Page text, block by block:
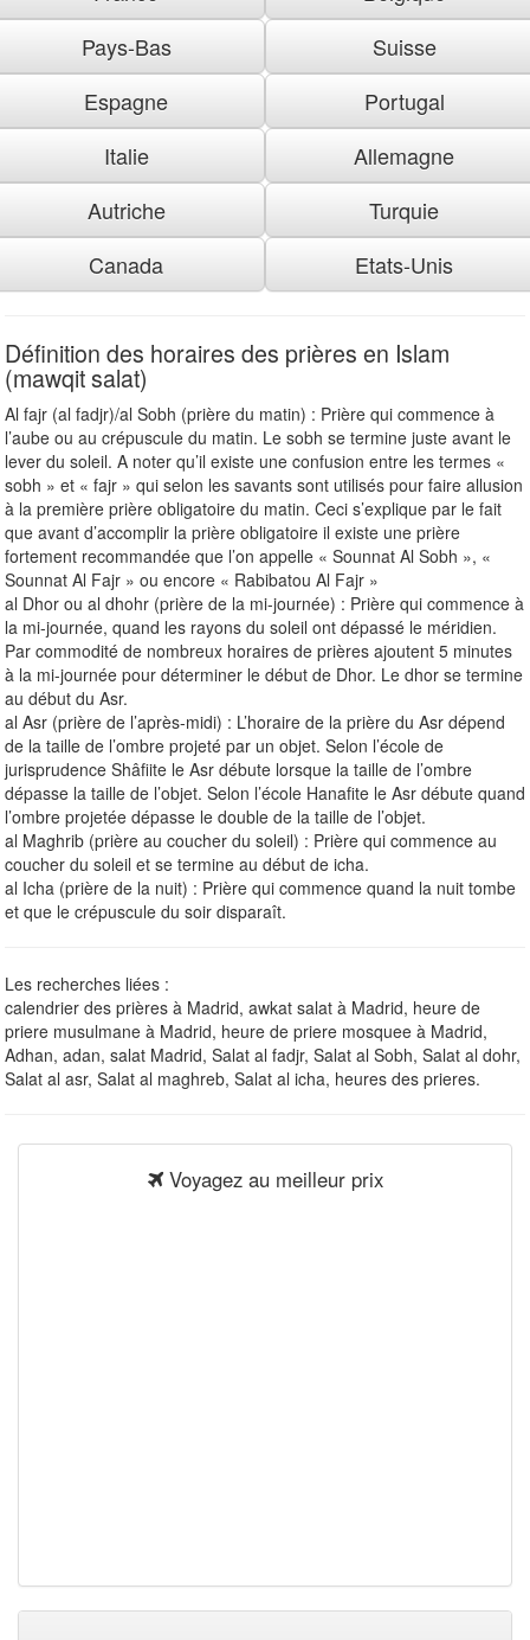
Pays-Bas
Suisse
Espagne
Portugal
Italie
Allemagne
Autriche
Turquie
Canada
Etats-Unis
Définition des horaires des prières en Islam
(mawqit salat)
Al fajr (al fadjr)/al Sobh (prière du matin) : Prière qui commence à
l’aube ou au crépuscule du matin. Le sobh se termine juste avant le
lever du soleil. A noter qu’il existe une confusion entre les termes «
sobh » et « fajr » qui selon les savants sont utilisés pour faire allusion
à la première prière obligatoire du matin. Ceci s’explique par le fait
que avant d’accomplir la prière obligatoire il existe une prière
fortement recommandée que l’on appelle « Sounnat Al Sobh », «
Sounnat Al Fajr » ou encore « Rabibatou Al Fajr »
al Dhor ou al dhohr (prière de la mi-journée) : Prière qui commence à
la mi-journée, quand les rayons du soleil ont dépassé le méridien.
Par commodité de nombreux horaires de prières ajoutent 5 minutes
à la mi-journée pour déterminer le début de Dhor. Le dhor se termine
au début du Asr.
al Asr (prière de l’après-midi) : L’horaire de la prière du Asr dépend
de la taille de l’ombre projeté par un objet. Selon l’école de
jurisprudence Shâfiite le Asr débute lorsque la taille de l’ombre
dépasse la taille de l’objet. Selon l’école Hanafite le Asr débute quand
l’ombre projetée dépasse le double de la taille de l’objet.
al Maghrib (prière au coucher du soleil) : Prière qui commence au
coucher du soleil et se termine au début de icha.
al Icha (prière de la nuit) : Prière qui commence quand la nuit tombe
et que le crépuscule du soir disparaît.
Les recherches liées :
calendrier des prières à Madrid, awkat salat à Madrid, heure de
priere musulmane à Madrid, heure de priere mosquee à Madrid,
Adhan, adan, salat Madrid, Salat al fadjr, Salat al Sobh, Salat al dohr,
Salat al asr, Salat al maghreb, Salat al icha, heures des prieres.
Voyagez au meilleur prix